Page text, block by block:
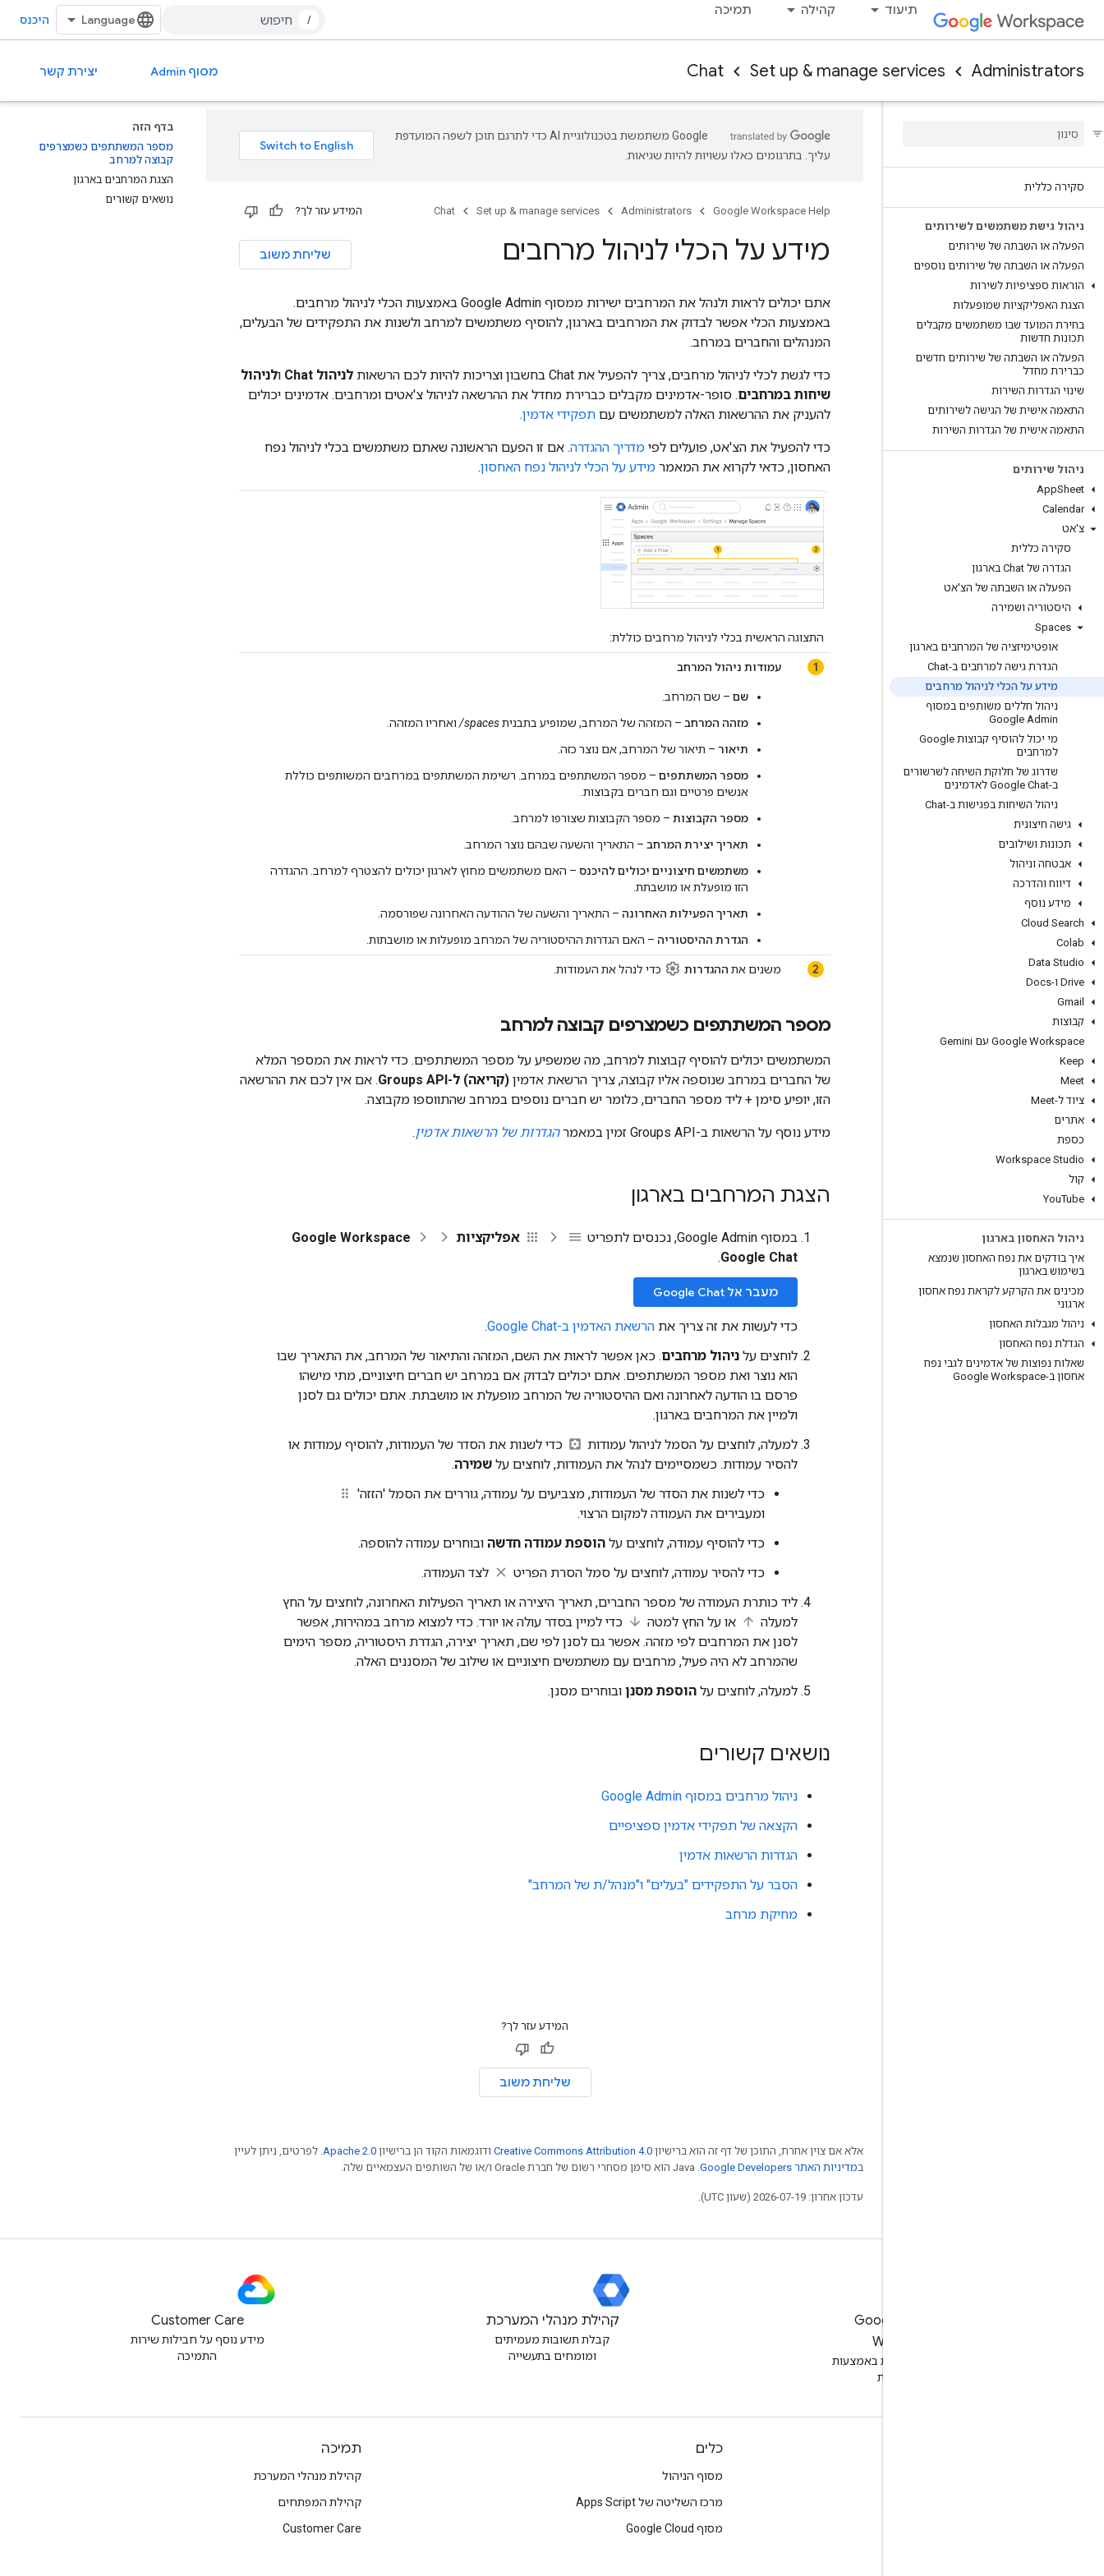
תיעוד קהילה תמיכה
/ היכנס
Administrators
Set up & manage services
Chat מסוף Admin יצירת קשר
סקירה כללית
ניהול גישת משתמשים לשירותים
הפעלה או השבתה של שירותים
הפעלה או השבתה של שירותים נוספים
הוראות ספציפיות לשירות
הצגת האפליקציות שמופעלות
בחירת המועד שבו משתמשים מקבלים
תכונות חדשות
הפעלה או השבתה של שירותים חדשים
כברירת מחדל
שינוי הגדרות השירות
התאמה אישית של הגישה לשירותים
התאמה אישית של הגדרות השירות
ניהול שירותים
AppSheet
Calendar
צ'אט
סקירה כללית
הגדרה של Chat בארגון
הפעלה או השבתה של הצ'אט
היסטוריה ושמירה
Spaces
אופטימיזציה של המרחבים בארגון
הגדרת גישה למרחבים ב-Chat
מידע על הכלי לניהול מרחבים
ניהול חללים משותפים במסוף
Google Admin
מי יכול להוסיף קבוצות Google
למרחבים
שדרוג של חלוקת השיחה לשרשורים
ב-Google Chat לאדמינים
ניהול השיחות בפגישות ב-Chat
גישה חיצונית
תכונות ושילובים
אבטחה וניהול
דיווח והדרכה
מידע נוסף
Cloud Search
Colab
Data Studio
‫Drive ו-Docs
Gmail
קבוצות
‫Google Workspace עם Gemini
Keep
Meet
ציוד ל-Meet
אתרים
כספת
Workspace Studio
קול
YouTube
ניהול האחסון בארגון
איך בודקים את נפח האחסון שנמצא
בשימוש בארגון
מכינים את הקרקע לקראת נפח אחסון
ארגוני
ניהול מגבלות האחסון
הגדלת נפח האחסון
שאלות נפוצות של אדמינים לגבי נפח
אחסון ב-Google Workspace
בדף הזה
מספר המשתתפים כשמצרפים
קבוצה למרחב
הצגת המרחבים בארגון
נושאים קשורים
‫Google משתמשת בטכנולוגיית AI כדי לתרגם תוכן לשפה המועדפת
עליך. בתרגומים כאלו עשויות להיות שגיאות.
Google Workspace Help
Administrators
Set up & manage services
Chat המידע עזר לך?
שליחת משוב מידע על הכלי לניהול מרחבים
אתם יכולים לראות ולנהל את המרחבים ישירות ממסוף Google Admin באמצעות הכלי לניהול מרחבים.
באמצעות הכלי אפשר לבדוק את המרחבים בארגון, להוסיף משתמשים למרחב ולשנות את התפקידים של הבעלים,
המנהלים והחברים במרחב.
כדי לגשת לכלי לניהול מרחבים, צריך להפעיל את Chat בחשבון וצריכות להיות לכם הרשאות לניהול Chat ולניהול
שיחות במרחבים. סופר-אדמינים מקבלים כברירת מחדל את ההרשאה לניהול צ'אטים ומרחבים. אדמינים יכולים
להעניק את ההרשאות האלה למשתמשים עם תפקידי אדמין.
כדי להפעיל את הצ'אט, פועלים לפי מדריך ההגדרה. אם זו הפעם הראשונה שאתם משתמשים בכלי לניהול נפח
האחסון, כדאי לקרוא את המאמר מידע על הכלי לניהול נפח האחסון.
התצוגה הראשית בכלי לניהול מרחבים כוללת:
עמודות ניהול המרחב
שם – שם המרחב.
מזהה המרחב – המזהה של המרחב, שמופיע בתבניתspaces/
ואחריו המזהה.
תיאור – תיאור של המרחב, אם נוצר כזה.
מספר המשתתפים – מספר המשתתפים במרחב. רשימת המשתתפים במרחבים המשותפים כוללת
אנשים פרטיים וגם חברים בקבוצות.
מספר הקבוצות – מספר הקבוצות שצורפו למרחב.
תאריך יצירת המרחב – התאריך והשעה שבהם נוצר המרחב.
משתמשים חיצוניים יכולים להיכנס – האם משתמשים מחוץ לארגון יכולים להצטרף למרחב. ההגדרה
הזו מופעלת או מושבתת.
תאריך הפעילות האחרונה – התאריך והשעה של ההודעה האחרונה שפורסמה.
הגדרת ההיסטוריה – האם הגדרות ההיסטוריה של המרחב מופעלות או מושבתות.
משנים את ההגדרות כדי לנהל את העמודות.
מספר המשתתפים כשמצרפים קבוצה למרחב
המשתמשים יכולים להוסיף קבוצות למרחב, מה שמשפיע על מספר המשתתפים. כדי לראות את המספר המלא
של החברים במרחב שנוספה אליו קבוצה, צריך הרשאת אדמין (קריאה) ל-Groups API
. אם אין לכם את ההרשאה
הזו, יופיע סימן + ליד מספר החברים, כלומר יש חברים נוספים במרחב שהתווספו מקבוצה.
מידע נוסף על הרשאות ב-Groups API זמין במאמר הגדרות של הרשאות אדמין.
הצגת המרחבים בארגון
במסוף Google Admin, נכנסים לתפריט אפליקציות
Google Workspace
Google Chat
.
מעבר אל Google Chat
כדי לעשות את זה צריך את הרשאת האדמין ב-Google Chat
.
לוחצים על ניהול מרחבים. כאן אפשר לראות את השם, המזהה והתיאור של המרחב, את התאריך שבו
הוא נוצר ואת מספר המשתתפים. אתם יכולים לבדוק אם במרחב יש חברים חיצוניים, מתי מישהו
פרסם בו הודעה לאחרונה ואם ההיסטוריה של המרחב מופעלת או מושבתת. אתם יכולים גם לסנן
ולמיין את המרחבים בארגון.
למעלה, לוחצים על הסמל לניהול עמודות
כדי לשנות את הסדר של העמודות, להוסיף עמודות או
להסיר עמודות. כשמסיימים לנהל את העמודות, לוחצים על שמירה.
כדי לשנות את הסדר של העמודות, מצביעים על עמודה, גוררים את הסמל 'הזזה'
ומעבירים את העמודה למקום הרצוי.
כדי להוסיף עמודה, לוחצים על הוספת עמודה חדשה ובוחרים עמודה להוספה.
כדי להסיר עמודה, לוחצים על סמל הסרת הפריט
לצד העמודה.
ליד כותרת העמודה של מספר החברים, תאריך היצירה או תאריך הפעילות האחרונה, לוחצים על החץ
למעלה
או על החץ למטה
כדי למיין בסדר עולה או יורד. כדי למצוא מרחב במהירות, אפשר
לסנן את המרחבים לפי מזהה. אפשר גם לסנן לפי שם, תאריך יצירה, הגדרת היסטוריה, מספר הימים
שהמרחב לא היה פעיל, מרחבים עם משתמשים חיצוניים או שילוב של המסננים האלה.
למעלה, לוחצים על הוספת מסנן ובוחרים מסנן.
נושאים קשורים
ניהול מרחבים במסוף Google Admin
הקצאה של תפקידי אדמין ספציפיים
הגדרות הרשאות אדמין
הסבר על התפקידים "בעלים" ו"מנהל/ת של המרחב"
מחיקת מרחב
המידע עזר לך?
שליחת משוב
אלא אם צוין אחרת, התוכן של דף זה הוא ברישיון Creative Commons Attribution 4.0 ודוגמאות הקוד הן ברישיון Apache 2.0. לפרטים, ניתן לעיין
במדיניות האתר Google Developers‏ .‏ Java הוא סימן מסחרי רשום של חברת Oracle ו/או של השותפים העצמאיים שלה.
עדכון אחרון: 2026-07-19 (שעון UTC).
לניסיון של Google
Workspace
שיפור הפרודוקטיביות באמצעות
קהילת מנהלי המערכת
קבלת תשובות מעמיתים
ומומחים בתעשייה
Customer Care
מידע נוסף על חבילות שירות
התמיכה
כלים
מסוף הניהול
מרכז השליטה של Apps Script
מסוף Google Cloud
תמיכה
קהילת מנהלי המערכת
קהילת המפתחים
Customer Care